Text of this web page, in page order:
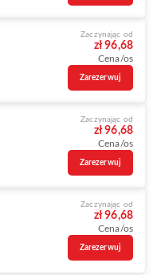
Zaczynając od
zł 96,68
Cena/os
Zarezerwuj
Zaczynając od
zł 96,68
Cena/os
Zarezerwuj
Zaczynając od
zł 96,68
Cena/os
Zarezerwuj